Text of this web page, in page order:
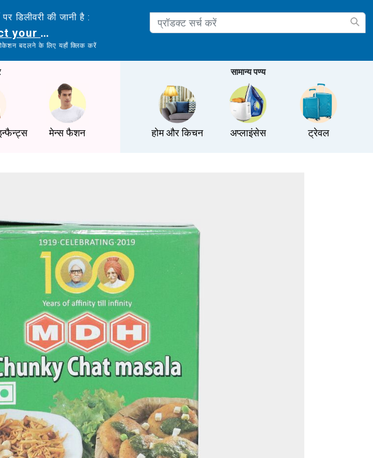
पर डिलीवरी की जानी है :
your delivery location
बदलने के लिए यहाँ क्लिक करें
मेन्स फैशन
सामान्य पण्य
होम और किचन अप्लाइंसेस ट्रेवल